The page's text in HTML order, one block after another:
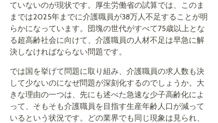
ていないのが現状です。厚生労働省の試算では、このま
までは2025年までに介護職員が38万人不足することが明
らかになっています。団塊の世代がすべて75歳以上とな
る超高齢社会に向けて、介護職員の人材不足は早急に解
決しなければならない問題です。
では国を挙げて問題に取り組み、介護職員の求人数も決
して少ないのになぜ問題が深刻化するのでしょうか。大
きな理由の一つは、先にも述べた急速な少子高齢化によ
って、そもそも介護職員を目指す生産年齢人口が減って
いるという状況です。どの業界でも同じ現象は見られ、